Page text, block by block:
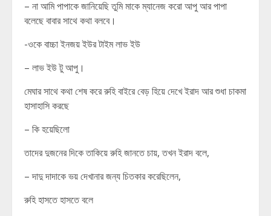
– না আমি পাপাকে জানিয়েছি তুমি মাকে ম্যানেজ করো আপু আর পাপা
বলেছে বাবার সাথে কথা বলবে।
-ওকে বাচ্চা ইনজয় ইউর টাইম লাভ ইউ
– লাভ ইউ টু আপু।
মেঘার সাথে কথা শেষ করে রুহি বাইরে বেড় হিয়ে দেখে ইরাদ আর শুধা চাকমা
হাসাহাসি করছে
– কি হয়েছিলো
তাদের দুজনের দিকে তাকিয়ে রুহি জানতে চায়, তখন ইরাদ বলে,
– দাদু দাদাকে ভয় দেখানার জন্য চিতকার করেছিলেন,
রুহি হাসতে হাসতে বলে